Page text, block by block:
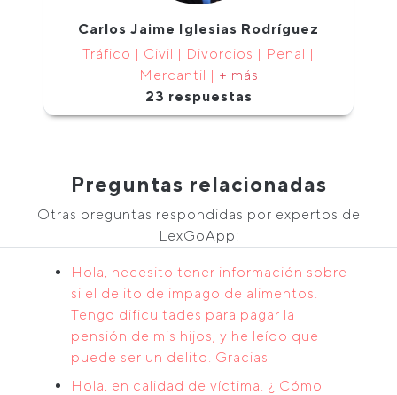
Carlos Jaime Iglesias Rodríguez
Tráfico | Civil | Divorcios | Penal |
Mercantil | + más
23 respuestas
Preguntas relacionadas
Otras preguntas respondidas por expertos de
LexGoApp:
Hola, necesito tener información sobre
si el delito de impago de alimentos.
Tengo dificultades para pagar la
pensión de mis hijos, y he leído que
puede ser un delito. Gracias
Hola, en calidad de víctima. ¿ Cómo